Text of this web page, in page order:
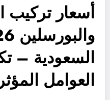
أسعار تركيب
السعودية –
العوامل